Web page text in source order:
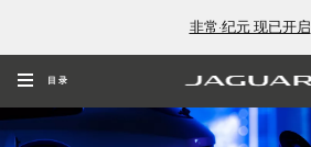
非常·纪元 现已开启
目录